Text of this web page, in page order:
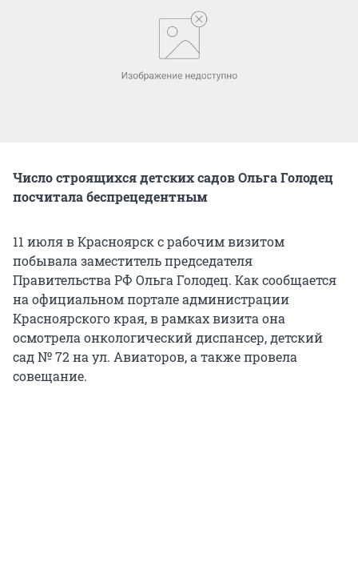
Число строящихся детских садов Ольга Голодец
посчитала беспрецедентным
11 июля в Красноярск с рабочим визитом
побывала заместитель председателя
Правительства РФ Ольга Голодец. Как сообщается
на официальном портале администрации
Красноярского края, в рамках визита она
осмотрела онкологический диспансер, детский
сад № 72 на ул. Авиаторов, а также провела
совещание.